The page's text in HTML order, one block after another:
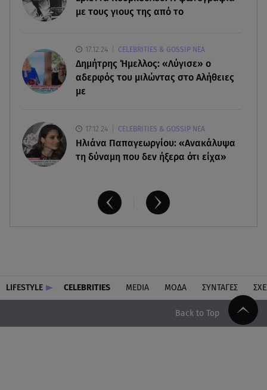
έκδοσή της από τη Βρετανία
με τους γιους της από το
17.12.24 CELEBRITIES & GOSSIP ΝΕΑ
Δημήτρης Ήμελλος: «Λύγισε» ο
αδερφός του μιλώντας στο Αλήθειες
με
17.12.24 CELEBRITIES & GOSSIP ΝΕΑ
Ηλιάνα Παπαγεωργίου: «Ανακάλυψα
τη δύναμη που δεν ήξερα ότι είχα»
LIFESTYLE CELEBRITIES MEDIA ΜΟΔΑ ΣΥΝΤΑΓΕΣ
Back to Top